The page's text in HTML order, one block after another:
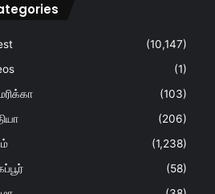
(10,147)
(1)
(103)
(206)
(1,238)
(58)